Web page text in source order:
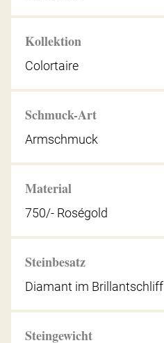
Kollektion
Colortaire
Schmuck-Art
Armschmuck
Material
750/- Roségold
Steinbesatz
Diamant im Brillantschliff
Steingewicht